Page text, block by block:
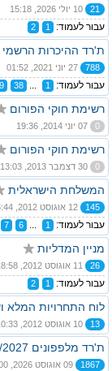
21
עבור לעמוד: 1
2
ת'רד ההיכרות
788
עבור לעמוד: 1
...
38
רשימת חוקי הפורום
0
רשימת חוקי הפורום
0
המשלחת הישראלית
145
עבור לעמוד: 1
...
6
7
מניין המדליות
26
עבור לעמוד: 1
2
לוח התחרויות המלא
13
ת'רד מלפפונים 2026/2027
1867